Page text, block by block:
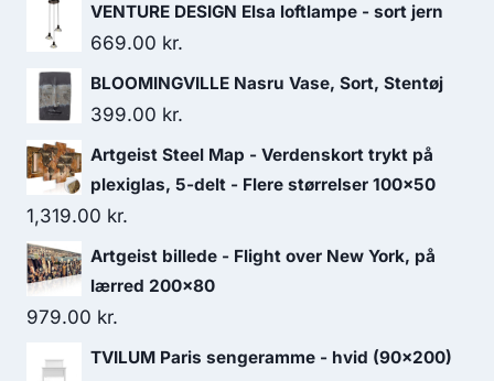
VENTURE DESIGN Elsa loftlampe - sort jern
669.00 kr.
BLOOMINGVILLE Nasru Vase, Sort, Stentøj
399.00 kr.
Artgeist Steel Map - Verdenskort trykt på
plexiglas, 5-delt - Flere størrelser 100x50
1,319.00 kr.
Artgeist billede - Flight over New York, på
lærred 200x80
979.00 kr.
TVILUM Paris sengeramme - hvid (90x200)